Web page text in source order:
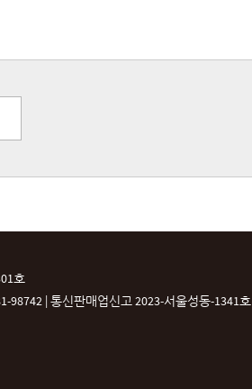
호
98742 | 통신판매업신고 2023-서울성동-1341호